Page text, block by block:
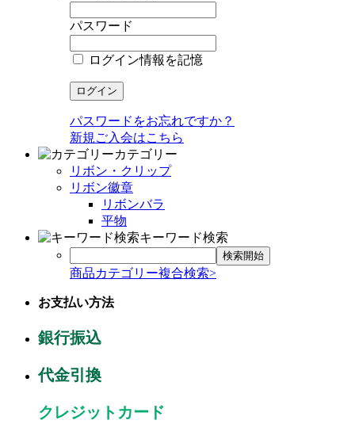
パスワード
ログイン情報を記憶
パスワードをお忘れですか？
新規ご入会はこちら
カテゴリー
リボン・クリップ
リボン徽章
リボンバラ
平物
キーワード検索
商品カテゴリー複合検索>
お支払い方法
銀行振込
代金引換
クレジットカード